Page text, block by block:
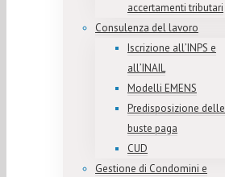
accertamenti tributari
Consulenza del lavoro
Iscrizione all’INPS e
all’INAIL
Modelli EMENS
Predisposizione delle
buste paga
CUD
Gestione di Condomini e